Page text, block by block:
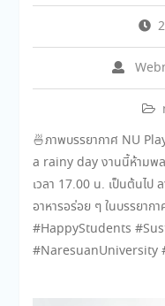
🍜ภาพบรรยากาศ NU
a rainy day งานนี้ห้ามพ
เวลา 17.00 น. เป็นต้นไ
อาหารอร่อย ๆ ในบรรยา
#HappyStudents
#NaresuanUniversity